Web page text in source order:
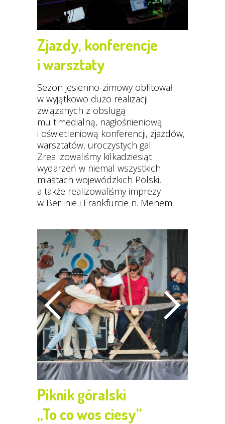
Zjazdy, konferencje
i warsztaty
Sezon jesienno-zimowy obfitował
w wyjątkowo dużo realizacji
związanych z obsługą
multimedialną, nagłośnieniową
i oświetleniową konferencji, zjazdów,
warsztatów, uroczystych gal.
Zrealizowaliśmy kilkadziesiąt
wydarzeń w niemal wszystkich
miastach wojewódzkich Polski,
a także realizowaliśmy imprezy
w Berlinie i Frankfurcie n. Menem.
Piknik góralski
„To co wos ciesy”